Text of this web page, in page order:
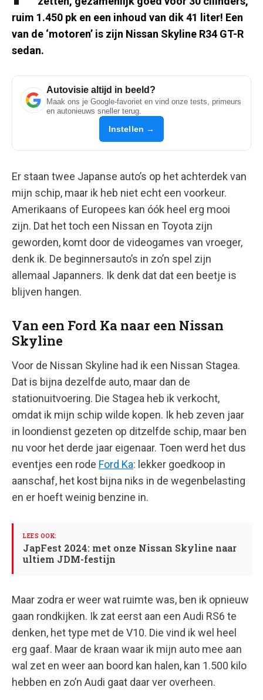
ruim 1.450 pk en een inhoud van dik 41 liter! Een
van de ‘motoren’ is zijn Nissan Skyline R34 GT-R
sedan.
Autovisie altijd in beeld?
Maak ons je Google-favoriet en vind onze tests, primeurs
en autonieuws sneller terug.
Instellen →
Er staan twee Japanse auto’s op het achterdek van
mijn schip, maar ik heb niet echt een voorkeur.
Amerikaans of Europees kan óók heel erg mooi
zijn. Dat het toch een Nissan en Toyota zijn
geworden, komt door de videogames van vroeger,
denk ik. De beginnersauto’s in zo’n spel zijn
allemaal Japanners. Ik denk dat dat een beetje is
blijven hangen.
Van een Ford Ka naar een Nissan
Skyline
Voor de Nissan Skyline had ik een Nissan Stagea.
Dat is bijna dezelfde auto, maar dan de
stationuitvoering. Die Stagea heb ik verkocht,
omdat ik mijn schip wilde kopen. Ik heb zeven jaar
in loondienst gezeten op ditzelfde schip, maar ben
nu voor het derde jaar eigenaar. Toen werd het dus
eventjes een rode Ford Ka: lekker goedkoop in
aanschaf, het kost bijna niks in de wegenbelasting
en er hoeft weinig benzine in.
JapFest 2024: met onze Nissan Skyline naar
ultiem JDM-festijn
Maar zodra er weer wat ruimte was, ben ik opnieuw
gaan rondkijken. Ik zat eerst aan een Audi RS6 te
denken, het type met de V10. Die vind ik wel heel
erg gaaf. Maar de kraan waar ik mijn auto mee aan
wal zet en weer aan boord kan halen, kan 1.500 kilo
hebben en zo’n Audi gaat daar ver overheen.